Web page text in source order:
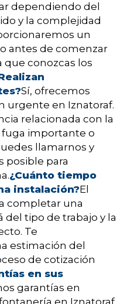
dependiendo del
y la complejidad
un
antes de comenzar
que conozcas los
Sí, ofrecemos
urgente en Iznatoraf.
relacionada con la
importante o
llamarnos y
posible para
¿Cuánto tiempo
instalación?El
completar una
tipo de trabajo y la
Te
estimación del
de cotización
en sus
garantías en